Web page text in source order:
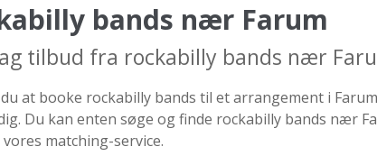
bands nær Farum
tilbud fra rockabilly bands nær
at booke rockabilly bands til et arrangement i
Du kan enten søge og finde rockabilly bands nær
matching-service.